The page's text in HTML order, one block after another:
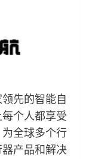
先的智能自
个人都享受
全球多个行
产品和解决